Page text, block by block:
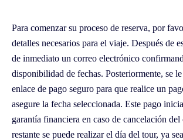
Para comenzar su proceso de reserva, por
detalles necesarios para el viaje. Después de
de inmediato un correo electrónico
disponibilidad de fechas. Posteriormente, se
enlace de pago seguro para que realice un
asegure la fecha seleccionada. Este pago
garantía financiera en caso de cancelación
restante se puede realizar el día del tour, ya